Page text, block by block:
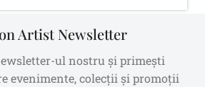
Artist Newsletter
ul nostru și primești
evenimente, colecții și promoții